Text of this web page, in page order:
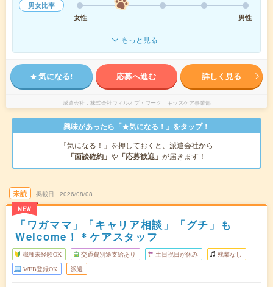
男女比率
女性
男性
もっと見る
気になる! 応募へ進む 詳しく見る
派遣会社 株式会社ウィルオブ・ワーク キッズケア事業部
興味があったら「★気になる！」をタップ！
「気になる！」を押しておくと、派遣会社から
「面談確約」 や 「応募歓迎」 が届きます！
未読
NEW
掲載日 2026/08/08
「ワガママ」「キャリア相談」「グチ」も
Welcome！＊ケアスタッフ
職種未経験OK 交通費別途支給あり 土日祝日が休み 残業なし
WEB登録OK 派遣